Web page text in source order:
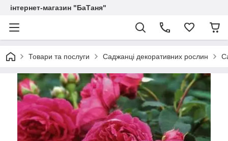
інтернет-магазин "БаТаня"
Товари та послуги Саджанці декоративних рослин